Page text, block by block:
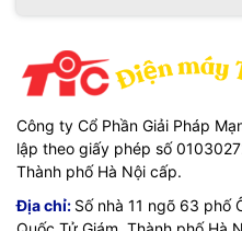
Công ty Cổ Phần Giải Pháp
lập theo giấy phép số
Thành phố Hà Nội cấp.
Địa chỉ: Số nhà 11 ngõ 63 phố